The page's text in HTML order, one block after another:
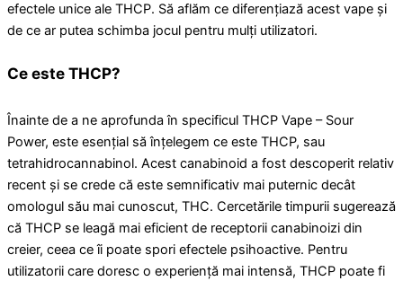
efectele unice ale THCP. Să aflăm ce diferențiază acest vape și
de ce ar putea schimba jocul pentru mulți utilizatori.
Ce este THCP?
Înainte de a ne aprofunda în specificul THCP Vape – Sour
Power, este esențial să înțelegem ce este THCP, sau
tetrahidrocannabinol. Acest canabinoid a fost descoperit relativ
recent și se crede că este semnificativ mai puternic decât
omologul său mai cunoscut, THC. Cercetările timpurii sugerează
că THCP se leagă mai eficient de receptorii canabinoizi din
creier, ceea ce îi poate spori efectele psihoactive. Pentru
utilizatorii care doresc o experiență mai intensă, THCP poate fi